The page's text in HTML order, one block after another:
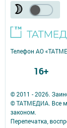
© 2011 - 2026.
© ТАТМЕДИА. Все
законом.
Перепечатка,
Телефон АО
16+